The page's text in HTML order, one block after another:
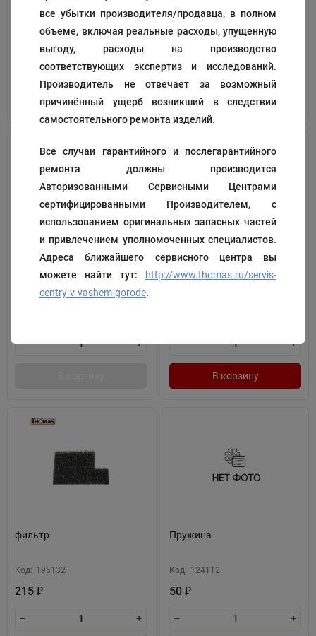
все убытки производителя/продавца, в полном
объеме, включая реальные расходы, упущенную
выгоду, расходы на производство
соответствующих экспертиз и исследований.
Производитель не отвечает за возможный
причинённый ущерб возникший в следствии
самостоятельного ремонта изделий.
Все случаи гарантийного и послегарантийного
ремонта должны производится
Авторизованными Сервисными Центрами
сертифицированными Производителем, с
использованием оригинальных запасных частей
и привлечением уполномоченных специалистов.
Адреса ближайшего сервисного центра вы
можете найти тут: http://www.thomas.ru/servis-
centry-v-vashem-gorode.
198501
В корзину
Код: 198518
204
В корзину
держатель телескопической
трубы
198524
штифт крепления крышки
корпуса пластиковый
В корзину
фильтр
Код: 195132
215 ₽
Пружина
Код: 124112
50 ₽